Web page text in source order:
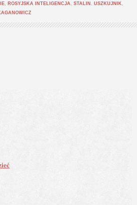
ROSYJSKA INTELIGENCJA STALIN USZKUJNIK